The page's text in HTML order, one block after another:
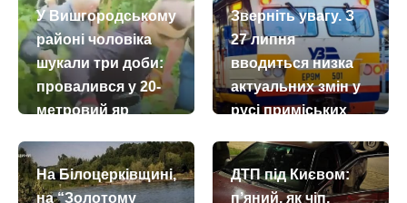
У Вишгородському
районі чоловіка
шукали три доби:
провалився у 20-
метровий яр
today 12.07.2026 remove_red_eye839
Зверніть увагу. З
27 липня
вводиться низка
актуальних змін у
русі приміських
today 26.07.2026 3697
На Білоцерківщині,
на “Золотому
ДТП під Києвом:
п’яний, як чіп,